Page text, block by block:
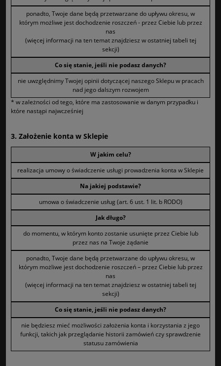
ponadto, Twoje dane będą przetwarzane do upływu okresu, w
którym możliwe jest dochodzenie roszczeń - przez Ciebie lub przez
nas
(więcej informacji na ten temat znajdziesz w ostatniej tabeli tej
sekcji)
Co się stanie, jeśli nie podasz danych?
nie uwzględnimy Twojej opinii dotyczącej naszego Sklepu w pracach
nad jego dalszym rozwojem
* w zależności od tego, które ma zastosowanie w danym przypadku i
które nastąpi najwcześniej
3. Założenie konta w Sklepie
W jakim celu?
realizacja umowy o świadczenie usługi prowadzenia konta w Sklepie
Na jakiej podstawie?
umowa o świadczenie usług (art. 6 ust. 1 lit. b RODO)
Jak długo?
do momentu, w którym konto zostanie usunięte przez Ciebie lub
przez nas na Twoje żądanie
ponadto, Twoje dane będą przetwarzane do upływu okresu, w
którym możliwe jest dochodzenie roszczeń – przez Ciebie lub przez
nas
(więcej informacji na ten temat znajdziesz w ostatniej tabeli tej
sekcji)
Co się stanie, jeśli nie podasz danych?
nie będziesz mieć możliwości założenia konta i korzystania z jego
funkcji, takich jak przeglądanie historii zamówień czy sprawdzenie
statusu zamówienia